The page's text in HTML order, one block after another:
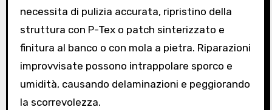
necessita di pulizia accurata, ripristino della
struttura con P-Tex o patch sinterizzato e
finitura al banco o con mola a pietra. Riparazioni
improvvisate possono intrappolare sporco e
umidità, causando delaminazioni e peggiorando
la scorrevolezza.